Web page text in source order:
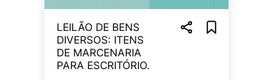
LEILÃO DE BENS
DIVERSOS: ITENS
DE MARCENARIA
PARA ESCRITÓRIO.